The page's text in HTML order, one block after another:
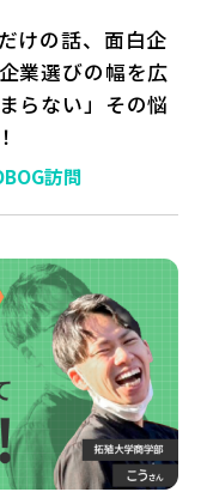
けの話、面白企
業選びの幅を広
らない」その悩
訪問